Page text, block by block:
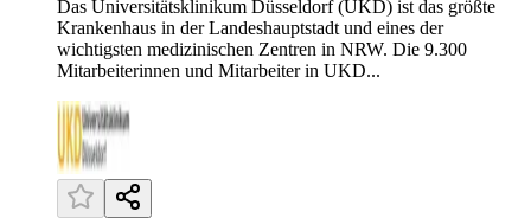
Das Universitätsklinikum Düsseldorf (UKD) ist das größte
Krankenhaus in der Landeshauptstadt und eines der
wichtigsten medizinischen Zentren in NRW. Die 9.300
Mitarbeiterinnen und Mitarbeiter in UKD...